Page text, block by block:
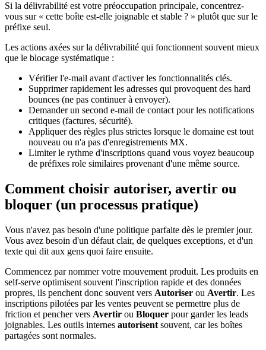
Si la délivrabilité est votre préoccupation principale, concentrez-
vous sur « cette boîte est-elle joignable et stable ? » plutôt que sur le
préfixe seul.
Les actions axées sur la délivrabilité qui fonctionnent souvent mieux
que le blocage systématique :
Vérifier l'e-mail avant d'activer les fonctionnalités clés.
Supprimer rapidement les adresses qui provoquent des hard
bounces (ne pas continuer à envoyer).
Demander un second e-mail de contact pour les notifications
critiques (factures, sécurité).
Appliquer des règles plus strictes lorsque le domaine est tout
nouveau ou n'a pas d'enregistrements MX.
Limiter le rythme d'inscriptions quand vous voyez beaucoup
de préfixes role similaires provenant d'une même source.
Comment choisir autoriser, avertir ou
bloquer (un processus pratique)
Vous n'avez pas besoin d'une politique parfaite dès le premier jour.
Vous avez besoin d'un défaut clair, de quelques exceptions, et d'un
texte qui dit aux gens quoi faire ensuite.
Commencez par nommer votre mouvement produit. Les produits en
self-serve optimisent souvent l'inscription rapide et des données
propres, ils penchent donc souvent vers Autoriser ou Avertir. Les
inscriptions pilotées par les ventes peuvent se permettre plus de
friction et pencher vers Avertir ou Bloquer pour garder les leads
joignables. Les outils internes autorisent souvent, car les boîtes
partagées sont normales.